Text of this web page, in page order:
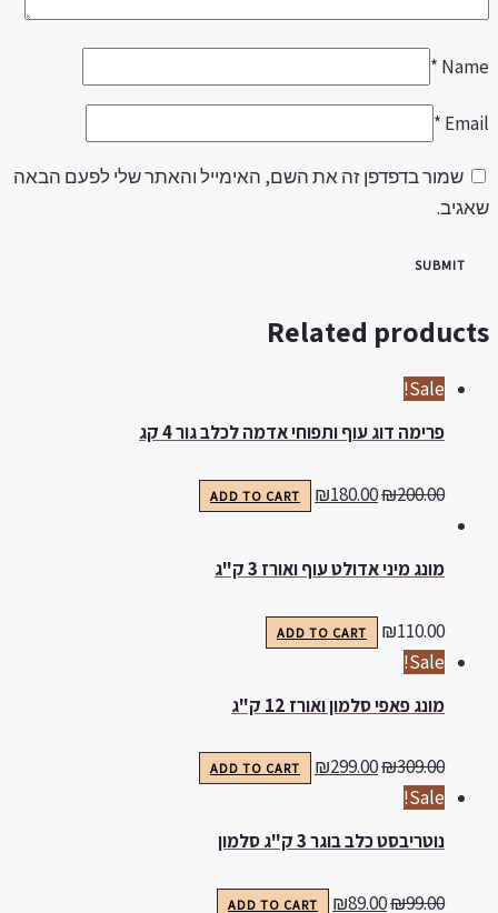
*
*
שמור בדפדפן זה את השם, האימייל והאתר שלי לפעם הבאה
Related
Sale!
פרימה דוג עוף ותפוחי אדמה לכלב גור 4 קג
₪200.00
₪180.00
ADD TO CART
מונג מיני אדולט עוף ואורז 3 ק"ג
₪110.00
ADD TO CART
Sale!
מונג פאפי סלמון ואורז 12 ק"ג
₪309.00
₪299.00
ADD TO CART
Sale!
נוטריבסט כלב בוגר 3 ק"ג סלמון
₪99.00
₪89.00
ADD TO CART